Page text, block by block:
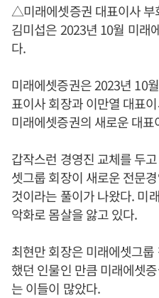
△미래에셋증권 대표이사 부
김미섭은 2023년 10월 미래
다.
미래에셋증권은 2023년 10
표이사 회장과 이만열 대표
미래에셋증권의 새로운 대
갑작스런 경영진 교체를 두
셋그룹 회장이 새로운 전문
것이라는 풀이가 나왔다. 미
악화로 몸살을 앓고 있다.
최현만 회장은 미래에셋그
했던 인물인 만큼 미래에셋
는 이들이 많았다.